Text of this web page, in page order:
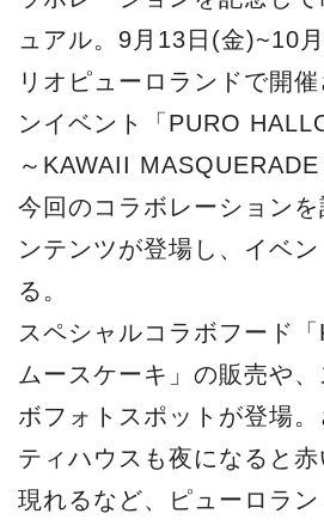
ュアル。9月13日(金)~10
リオピューロランドで開
ンイベント「PURO
～KAWAII
今回のコラボレーション
ンテンツが登場し、イベ
る。
スペシャルコラボフード
ムースケーキ」の販売や
ボフォトスポットが登場
ティハウスも夜になると
現れるなど、ピューロラン